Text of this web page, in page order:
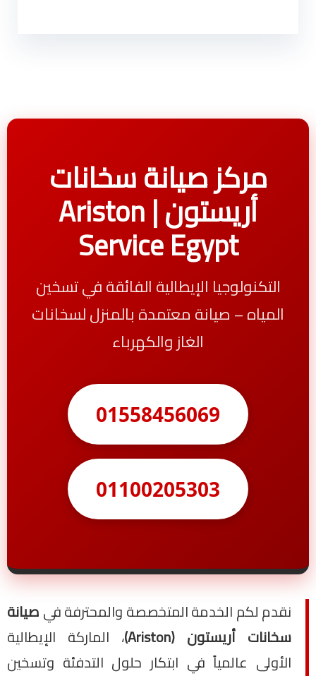
مركز صيانة سخانات
أريستون | Ariston
Service Egypt
التكنولوجيا الإيطالية الفائقة في تسخين
المياه – صيانة معتمدة بالمنزل لسخانات
الغاز والكهرباء
01558456069
01100205303
نقدم لكم الخدمة المتخصصة والمحترفة فيصيانة
سخانات أريستون (Ariston)
، الماركة الإيطالية
الأولى عالمياً في ابتكار حلول التدفئة وتسخين